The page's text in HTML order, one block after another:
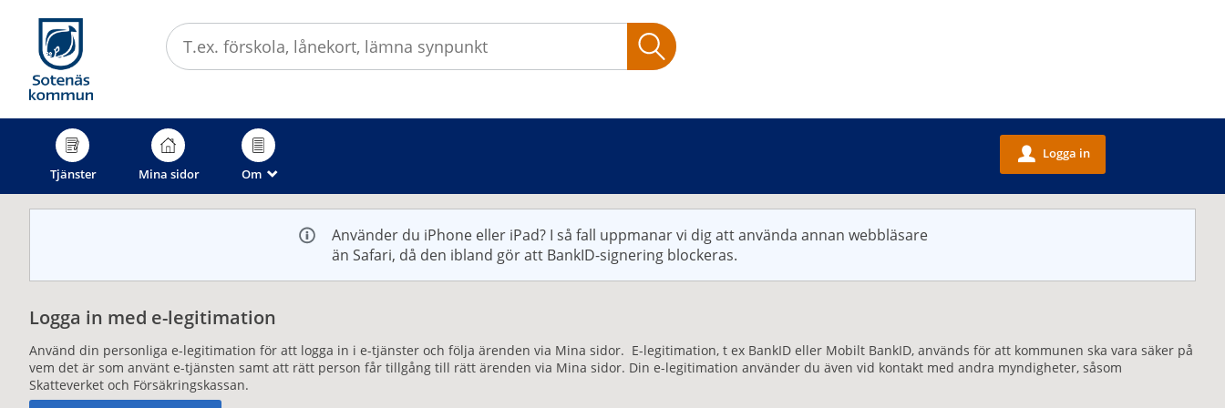
tjänster
-
Sotenäs
kommun
Tjänster Mina sidor Om _
u Logga in
Använder du iPhone eller iPad? I så fall uppmanar vi dig att använda annan webbläsare
än Safari, då den ibland gör att BankID-signering blockeras.
Logga in med e-legitimation
Använd din personliga e-legitimation för att logga in i e-tjänster och följa ärenden via Mina sidor. E-legitimation, t ex BankID eller Mobilt BankID, används för att kommunen ska vara säker på
vem det är som använt e-tjänsten samt att rätt person får tillgång till rätt ärenden via Mina sidor. Din e-legitimation använder du även vid kontakt med andra myndigheter, såsom
Skatteverket och Försäkringskassan.